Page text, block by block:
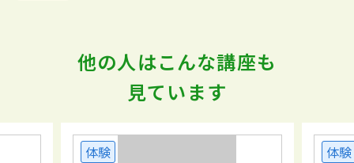
他の人はこんな講座も
見ています
体験 体験